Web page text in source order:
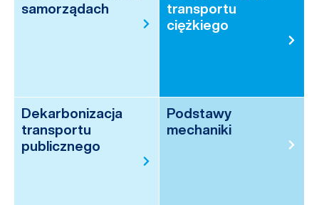
samorządach
transportu
ciężkiego
Dekarbonizacja
transportu
publicznego
Podstawy
mechaniki